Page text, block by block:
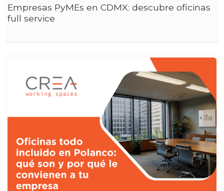
Empresas PyMEs en CDMX: descubre oficinas
full service